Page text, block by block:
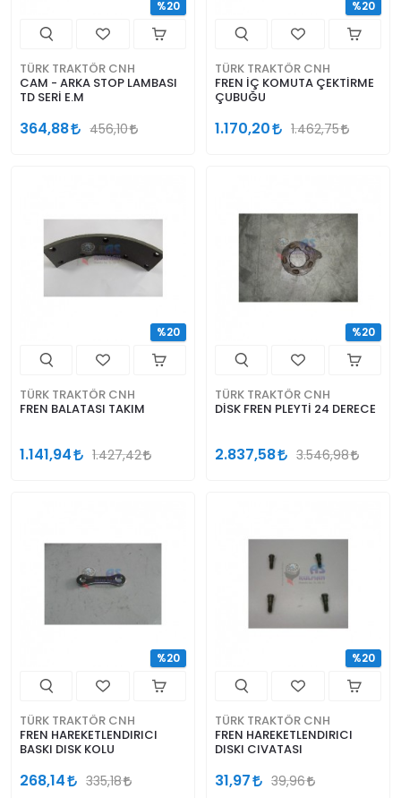
TÜRK TRAKTÖR CNH
CAM - ARKA STOP LAMBASI
TD SERİ E.M
364,88 456,10
%20
TÜRK TRAKTÖR CNH
FREN İÇ KOMUTA ÇEKTİRME
ÇUBUĞU
1.170,20 1.462,75
%20
TÜRK TRAKTÖR CNH
FREN BALATASI TAKIM
1.141,94 1.427,42
%20
TÜRK TRAKTÖR CNH
DİSK FREN PLEYTİ 24 DERECE
2.837,58 3.546,98
%20
TÜRK TRAKTÖR CNH
FREN HAREKETLENDIRICI
BASKI DISK KOLU
268,14 335,18
%20
TÜRK TRAKTÖR CNH
FREN HAREKETLENDIRICI
DISKI CIVATASI
31,97 39,96
%20